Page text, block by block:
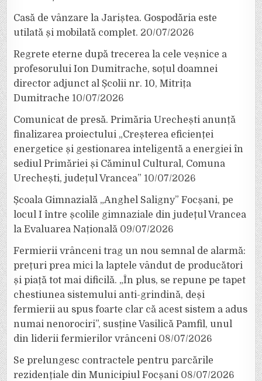
Casă de vânzare la Jariștea. Gospodăria este
utilată și mobilată complet. 20/07/2026
Regrete eterne după trecerea la cele veșnice a
profesorului Ion Dumitrache, soțul doamnei
director adjunct al Școlii nr. 10, Mitrița
Dumitrache 10/07/2026
Comunicat de presă. Primăria Urechești anunță
finalizarea proiectului „Creșterea eficienței
energetice și gestionarea inteligentă a energiei în
sediul Primăriei și Căminul Cultural, Comuna
Urechești, județul Vrancea” 10/07/2026
Școala Gimnazială „Anghel Saligny” Focșani, pe
locul I între școlile gimnaziale din județul Vrancea
la Evaluarea Națională 09/07/2026
Fermierii vrânceni trag un nou semnal de alarmă:
prețuri prea mici la laptele vândut de producători
și piață tot mai dificilă. „În plus, se repune pe tapet
chestiunea sistemului anti-grindină, deși
fermierii au spus foarte clar că acest sistem a adus
numai nenorociri”, susține Vasilică Pamfil, unul
din liderii fermierilor vrânceni 08/07/2026
Se prelungesc contractele pentru parcările
rezidențiale din Municipiul Focșani 08/07/2026